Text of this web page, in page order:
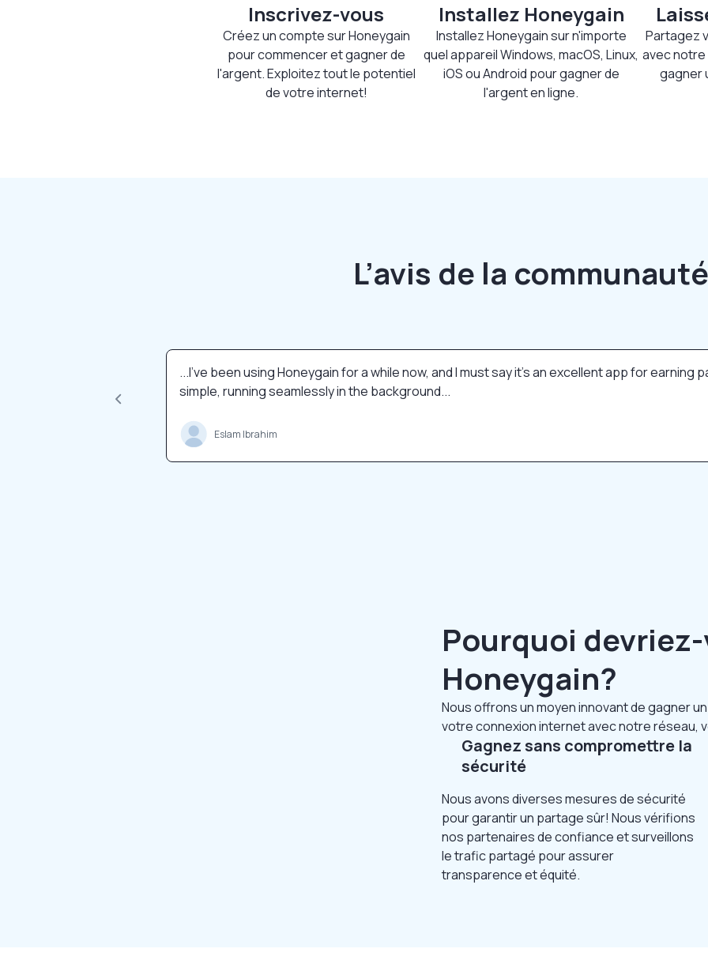
Inscrivez-vous
Créez un compte sur Honeygain
pour commencer et gagner de
l'argent. Exploitez tout le potentiel
de votre internet!
Installez Honeygain
Installez Honeygain sur n'importe
quel appareil Windows, macOS, Linux,
iOS ou Android pour gagner de
l'argent en ligne.
Partagez
avec
gagner
L’avis de la communauté
...I've been using Honeygain for a while now, and I must say it's an excellent app for earning
simple, running seamlessly in the background...
Eslam Ibrahim
Pourquoi
Honeygain?
Nous offrons un moyen innovant de gagner
votre connexion internet avec notre réseau,
Gagnez sans compromettre la
sécurité
Nous avons diverses mesures de sécurité
pour garantir un partage sûr! Nous vérifions
nos partenaires de confiance et surveillons
le trafic partagé pour assurer
transparence et équité.